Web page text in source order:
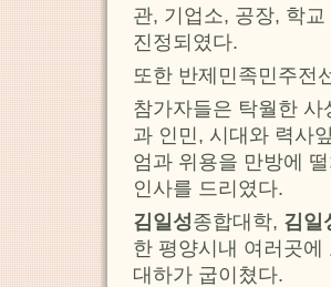
관, 기업소, 공장, 학
진정되였다.
또한 반제민족민주전
참가자들은 탁월한
과 인민, 시대와 력사
엄과 위용을 만방에
인사를 드리였다.
김일성종합대학, 김일
한 평양시내 여러곳
대하가 굽이쳤다.